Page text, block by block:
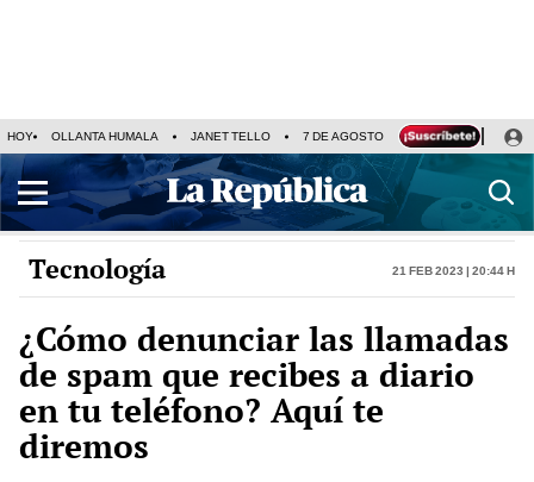
HOY OLLANTA HUMALA JANET TELLO 7 DE AGOSTO TINKA RESULTADOS
Tecnología 21 Feb 2023 | 20:44 h
¿Cómo denunciar las llamadas
de spam que recibes a diario
en tu teléfono? Aquí te
diremos